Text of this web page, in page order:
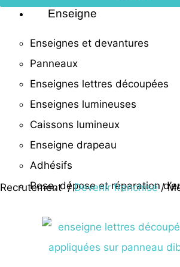
Enseigne
Enseignes et devantures
Panneaux
Enseignes lettres découpées
Enseignes lumineuses
Caissons lumineux
Enseigne drapeau
Adhésifs
Pose, dépose et réparation
Recrutement/Devenir franchisé /